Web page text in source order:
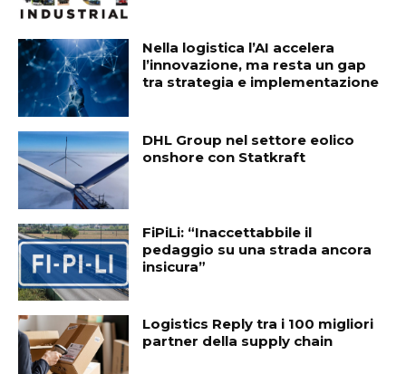
Nella logistica l’AI accelera
l’innovazione, ma resta un gap
tra strategia e implementazione
DHL Group nel settore eolico
onshore con Statkraft
FiPiLi: “Inaccettabbile il
pedaggio su una strada ancora
insicura”
Logistics Reply tra i 100 migliori
partner della supply chain